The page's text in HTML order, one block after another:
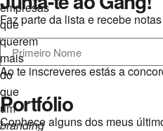
empresas
que
querem
mais
do
que
um
branding
Faz parte da lista e recebe
Ao te inscreveres estás a
Portfólio
Conhece alguns dos meus